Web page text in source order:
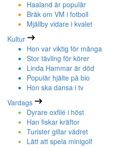
Haaland är populär
Bråk om VM i fotboll
Mjällby vidare i kvalet
Kultur
Hon var viktig för många
Stor tävling för körer
Linda Hammar är död
Populär hjälte på bio
Hon ska dansa i tv
Vardags
Dyrare oxfilé i höst
Han fiskar kräftor
Turister gillar vädret
Lätt att spela minigolf